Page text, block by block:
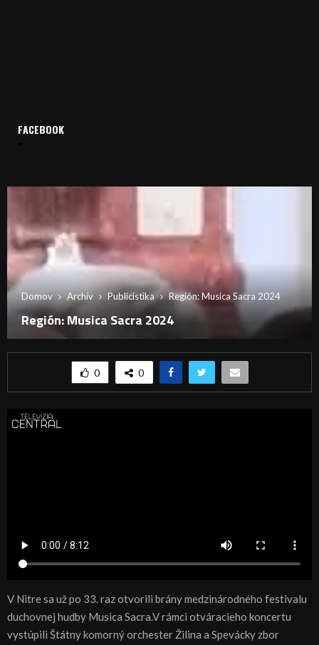
Domov Archív Publicistika Región: Musica Sacra 2024
Región: Musica Sacra 2024
0 0
V Nitre sa už po 33. raz otvorili brány medzinárodného festivalu
duchovnej hudby Musica Sacra.V rámci otváracieho koncertu
vystúpili Štátny komorný orchester Žilina a Spevácky zbor
FACEBOOK